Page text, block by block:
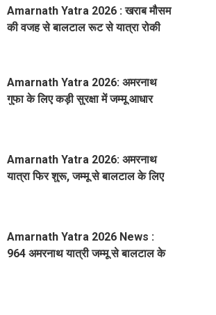
Amarnath Yatra 2026 : खराब मौसम
की वजह से बालटाल रूट से यात्रा रोकी
Amarnath Yatra 2026: अमरनाथ
गुफा के लिए कड़ी सुरक्षा में जम्मू आधार
Amarnath Yatra 2026: अमरनाथ
यात्रा फिर शुरू, जम्मू से बालटाल के लिए
Amarnath Yatra 2026 News :
964 अमरनाथ यात्री जम्मू से बालटाल के